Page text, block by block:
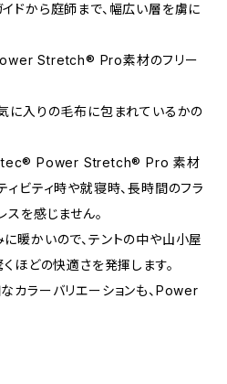
ドから庭師まで、幅広い層を虜に
Stretch® Pro素材のフリー
に入りの毛布に包まれているかの
Power Stretch® Pro 素材
ィビティ時や就寝時、長時間のフラ
を感じません。
暖かいので、テントの中や山小屋
ほどの快適さを発揮します。
カラーバリエーションも、Power